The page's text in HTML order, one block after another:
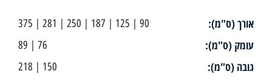
אורך (ס"מ): 90 | 125 | 187 | 250 | 281 | 375
עומק (ס"מ): 76 | 89
גובה (ס"מ): 150 | 218